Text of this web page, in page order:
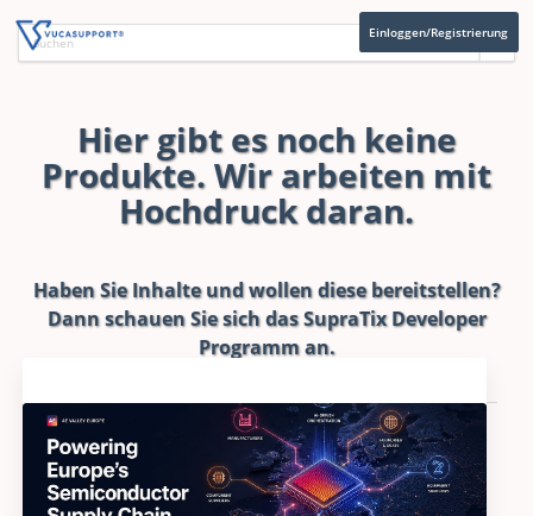
Einloggen/Registrierung
Hier gibt es noch keine
Produkte. Wir arbeiten mit
Hochdruck daran.
Haben Sie Inhalte und wollen diese bereitstellen?
Dann schauen Sie sich dasSupraTix Developer
Programman.